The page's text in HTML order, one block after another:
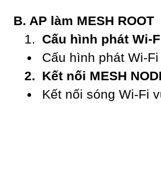
B. AP làm MESH ROOT
Cấu hình phát Wi-
Cấu hình phát Wi-
Kết nối MESH
Kết nối sóng Wi-Fi